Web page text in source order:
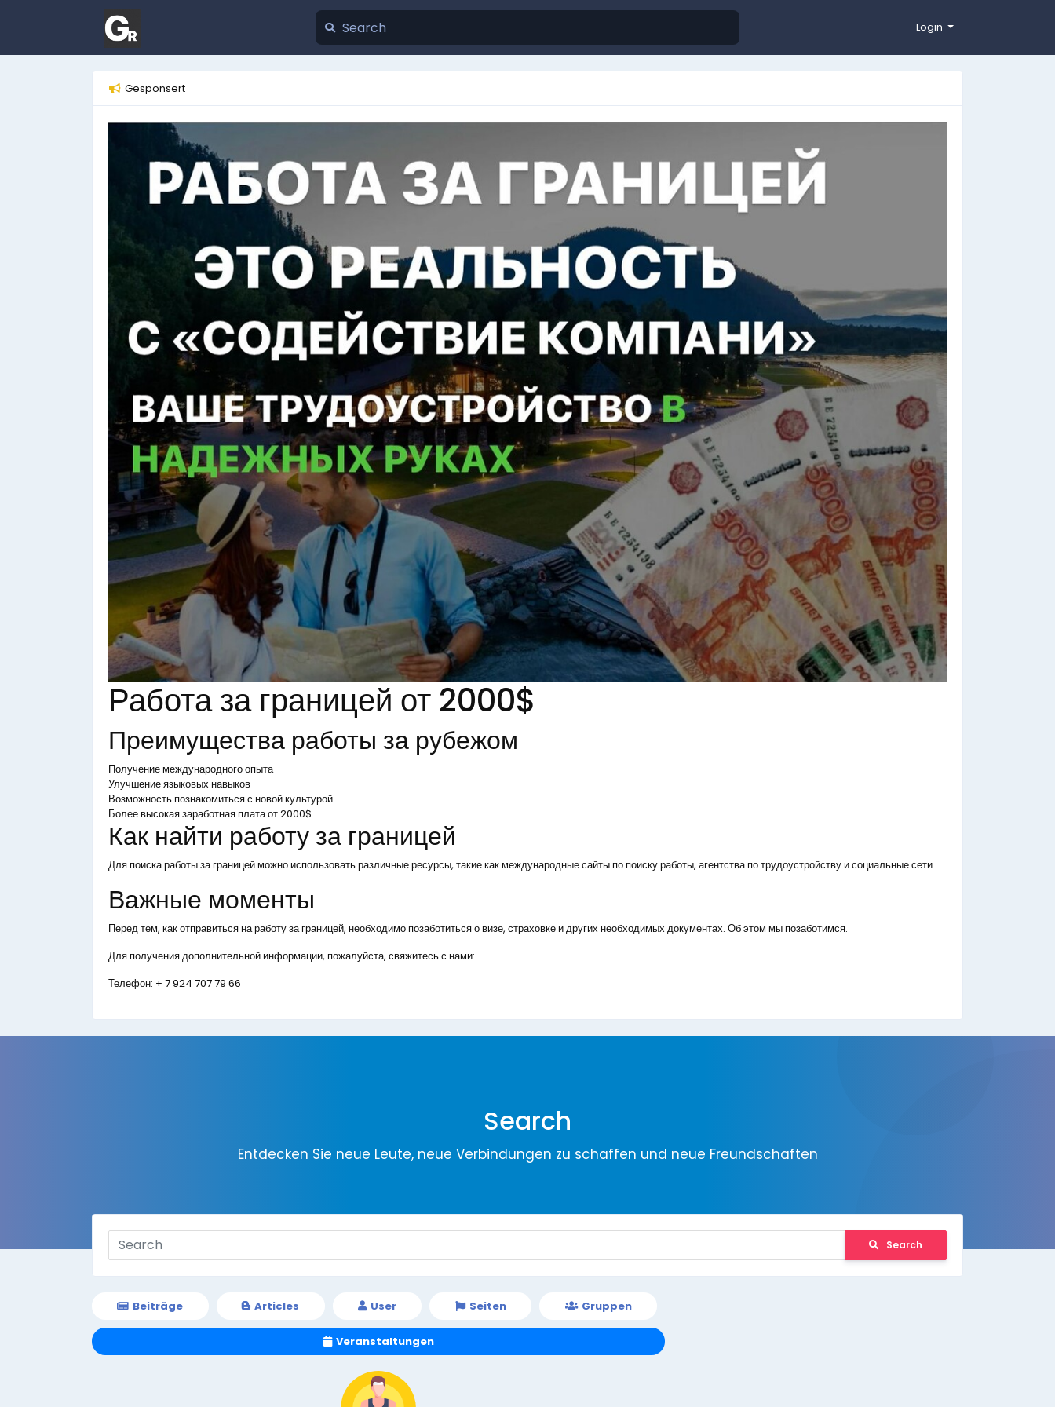
Login
Gesponsert
Работа за границей от 2000$
Преимущества работы за рубежом
Получение международного опыта
Улучшение языковых навыков
Возможность познакомиться с новой культурой
Более высокая заработная плата от 2000$
Как найти работу за границей
Для поиска работы за границей можно использовать различные ресурсы, такие как международные сайты по поиску работы, агентства по трудоустройству и социальные сети.
Важные моменты
Перед тем, как отправиться на работу за границей, необходимо позаботиться о визе, страховке и других необходимых документах. Об этом мы позаботимся.
Для получения дополнительной информации, пожалуйста, свяжитесь с нами:
Телефон: + 7 924 707 79 66
Search
Entdecken Sie neue Leute, neue Verbindungen zu schaffen und neue Freundschaften
Search
Beiträge Articles User Seiten Gruppen
Veranstaltungen